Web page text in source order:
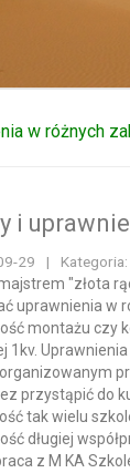
w różnych
i
29 |
Kategoria:
"złota
uprawnienia w
montażu czy
1kv.
przystąpić do
tak wielu
długiej
z M KA